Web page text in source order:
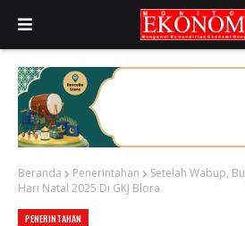
Beranda Penerintahan
Setelah Wabup,
Hari Natal 2025 Di GKJ Blora
PENERINTAHAN